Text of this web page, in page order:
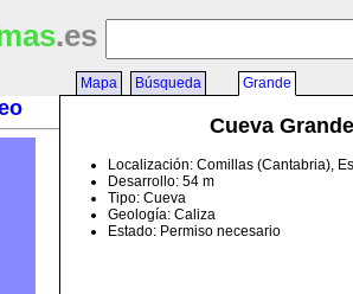
.es
Mapa Búsqueda Grande
Cueva Grande
Localización: Comillas (Cantabria),
Desarrollo: 54 m
Tipo: Cueva
Geología: Caliza
Estado: Permiso necesario